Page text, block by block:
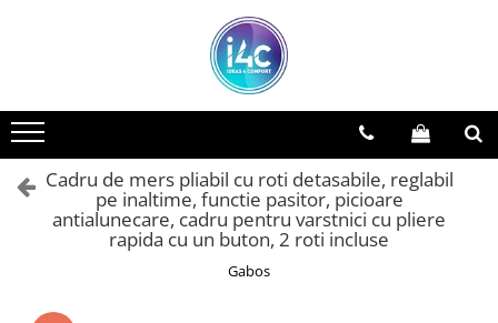
Cadru de mers pliabil cu roti detasabile, reglabil
pe inaltime, functie pasitor, picioare
antialunecare, cadru pentru varstnici cu pliere
rapida cu un buton, 2 roti incluse
Gabos